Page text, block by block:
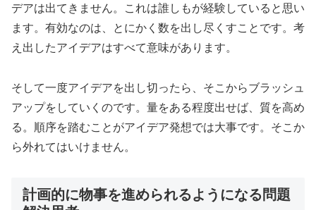
デアは出てきません。これは誰しもが経験していると思い
ます。有効なのは、とにかく数を出し尽くすことです。考
え出したアイデアはすべて意味があります。
そして一度アイデアを出し切ったら、そこからブラッシュ
アップをしていくのです。量をある程度出せば、質を高め
る。順序を踏むことがアイデア発想では大事です。そこか
ら外れてはいけません。
計画的に物事を進められるようになる問題